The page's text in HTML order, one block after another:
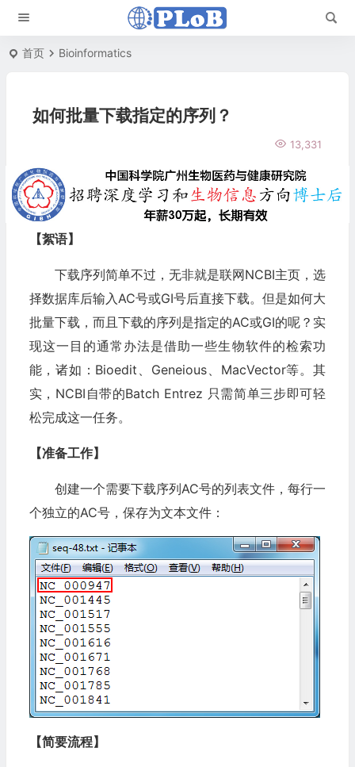
首页 Bioinformatics
如何批量下载指定的序列？
13,331
【絮语】
下载序列简单不过，无非就是联网NCBI主页，选
择数据库后输入AC号或GI号后直接下载。但是如何大
批量下载，而且下载的序列是指定的AC或GI的呢？实
现这一目的通常办法是借助一些生物软件的检索功
能，诸如：Bioedit、Geneious、MacVector等。其
实，NCBI自带的Batch Entrez 只需简单三步即可轻
松完成这一任务。
【准备工作】
创建一个需要下载序列AC号的列表文件，每行一
个独立的AC号，保存为文本文件：
【简要流程】